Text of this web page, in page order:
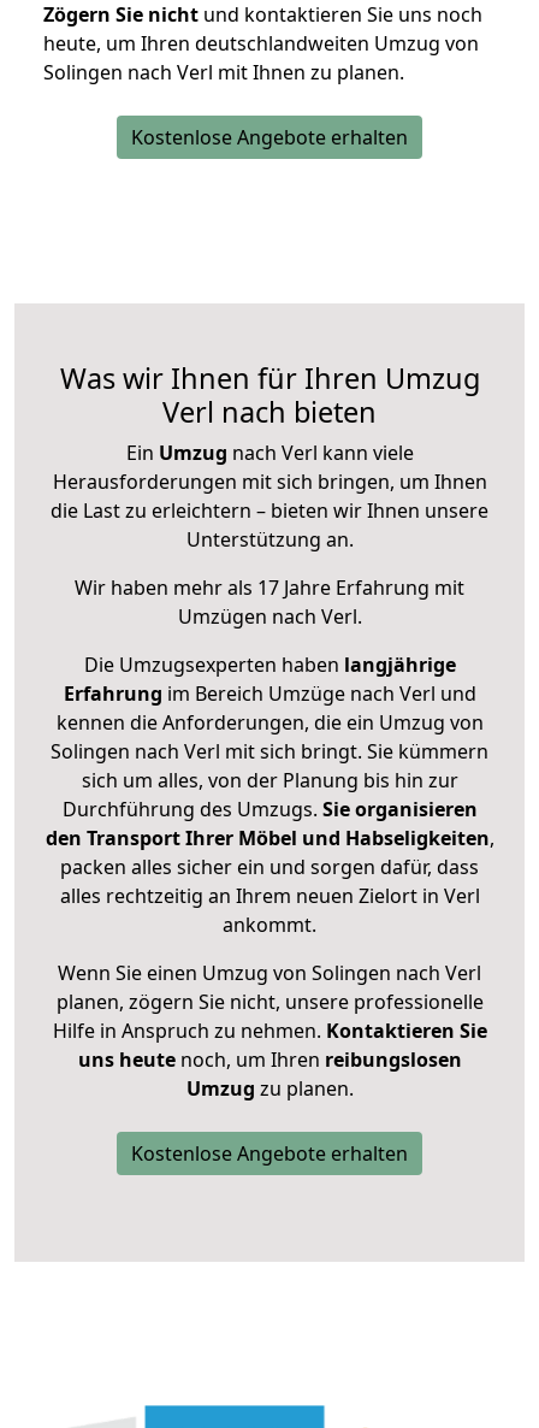
Zögern Sie nicht und kontaktieren Sie uns noch
heute, um Ihren deutschlandweiten Umzug von
Solingen nach Verl mit Ihnen zu planen.
Kostenlose Angebote erhalten
Was wir Ihnen für Ihren Umzug
Verl nach bieten
Ein Umzug nach Verl kann viele
Herausforderungen mit sich bringen, um Ihnen
die Last zu erleichtern – bieten wir Ihnen unsere
Unterstützung an.
Wir haben mehr als 17 Jahre Erfahrung mit
Umzügen nach Verl.
Die Umzugsexperten haben langjährige
Erfahrung im Bereich Umzüge nach Verl und
kennen die Anforderungen, die ein Umzug von
Solingen nach Verl mit sich bringt. Sie kümmern
sich um alles, von der Planung bis hin zur
Durchführung des Umzugs. Sie organisieren
den Transport Ihrer Möbel und Habseligkeiten,
packen alles sicher ein und sorgen dafür, dass
alles rechtzeitig an Ihrem neuen Zielort in Verl
ankommt.
Wenn Sie einen Umzug von Solingen nach Verl
planen, zögern Sie nicht, unsere professionelle
Hilfe in Anspruch zu nehmen. Kontaktieren Sie
uns heutenoch, um Ihren reibungslosen
Umzug zu planen.
Kostenlose Angebote erhalten